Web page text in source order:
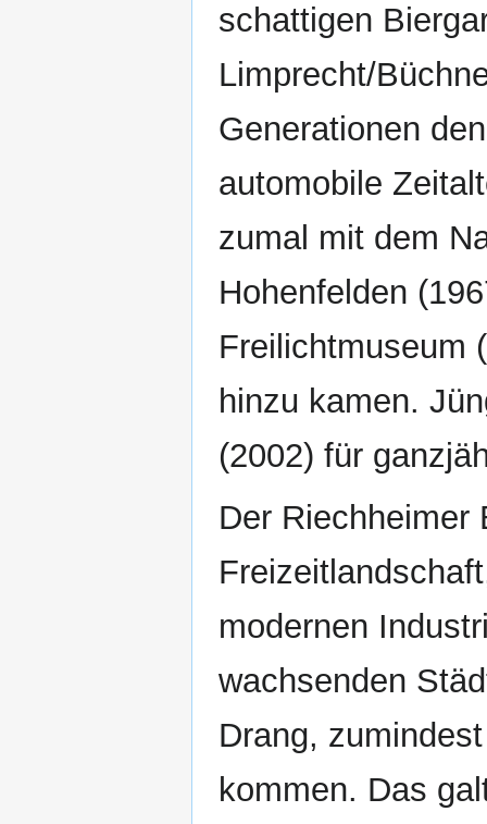
schattigen
Limprecht/
Generationen
automobile
zumal mit dem
Hohenfelden
Freilichtmuseum
hinzu kamen.
(2002) für
Der Riechheimer
modernen
wachsenden
Drang,
kommen. Das